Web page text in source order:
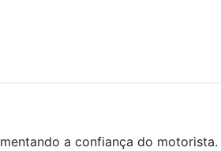
a confiança do motorista.